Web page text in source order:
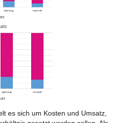
es sich um Kosten und Umsatz,